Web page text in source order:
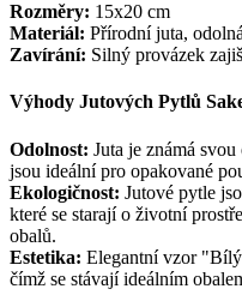
Rozměry: 15x20 cm
Materiál: Přírodní juta,
Zavírání: Silný provázek
Výhody Jutových Pytlů
Odolnost: Juta je známá
jsou ideální pro opakované
Ekologičnost: Jutové pytle
které se starají o životní
obalů.
Estetika: Elegantní vzor
čímž se stávají ideálním